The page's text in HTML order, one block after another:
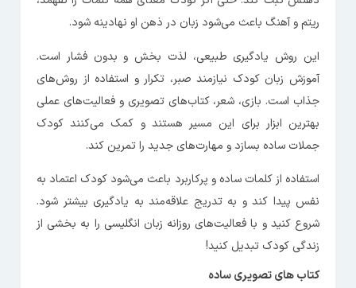
ریتم و آهنگ باعث می‌شود زبان در ذهن او نهادینه شود.
این روش یادگیری طبیعی، لذت بخش و بدون فشار است.
آموزش زبان کودک نیازمند صبر، تکرار و استفاده از روش‌های
جذاب است. بازی، شعر، کتاب‌های تصویری و فعالیت‌های عملی
بهترین ابزار برای این مسیر هستند و کمک می‌کنند کودک
جملات ساده بسازد و مهارت‌های جدید را تمرین کند.
استفاده از کلمات ساده و پرکاربرد باعث می‌شود کودک اعتماد به
نفس پیدا کند و به تدریج علاقه‌مند به یادگیری بیشتر شود.
شروع کنید و با فعالیت‌های روزانه زبان انگلیسی را به بخشی از
زندگی کودک تبدیل کنید!
کتاب‌ های تصویری ساده